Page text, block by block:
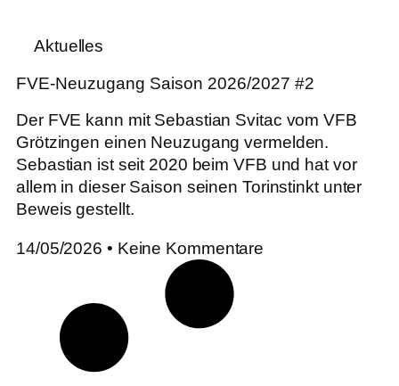
Aktuelles
FVE-Neuzugang Saison 2026/2027 #2
Der FVE kann mit Sebastian Svitac vom VFB
Grötzingen einen Neuzugang vermelden.
Sebastian ist seit 2020 beim VFB und hat vor
allem in dieser Saison seinen Torinstinkt unter
Beweis gestellt.
14/05/2026 Keine Kommentare